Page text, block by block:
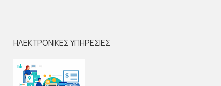
ΗΛΕΚΤΡΟΝΙΚΕΣ ΥΠΗΡΕΣΙΕΣ